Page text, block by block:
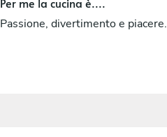
Passione, divertimento e piacere.